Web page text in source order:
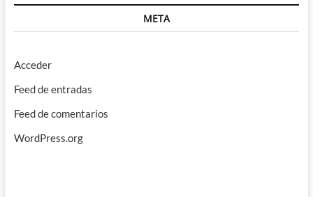
META
Acceder
Feed de entradas
Feed de comentarios
WordPress.org